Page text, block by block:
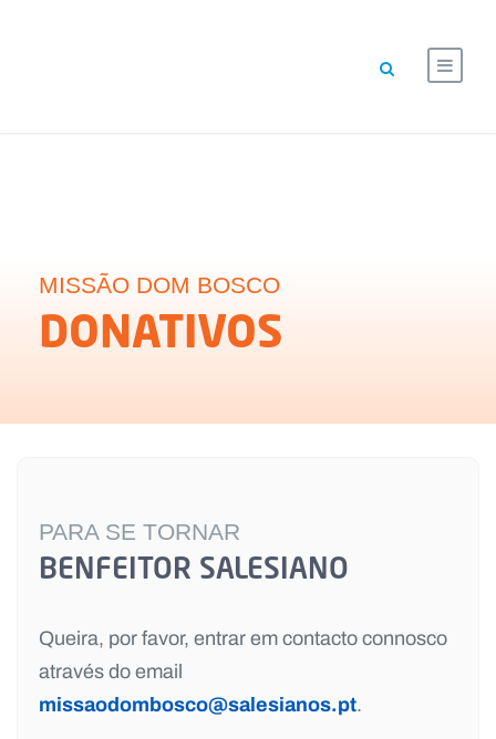
MISSÃO DOM BOSCO
DONATIVOS
PARA SE TORNAR
BENFEITOR SALESIANO
Queira, por favor, entrar em contacto connosco
através do email
missaodombosco@salesianos.pt.